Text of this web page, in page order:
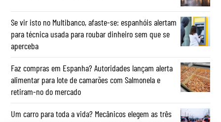
Se vir isto no Multibanco, afaste-se: espanhóis alertam
para técnica usada para roubar dinheiro sem que se
aperceba
Faz compras em Espanha? Autoridades lançam alerta
alimentar para lote de camarões com Salmonela e
retiram-no do mercado
Um carro para toda a vida? Mecânicos elegem as três